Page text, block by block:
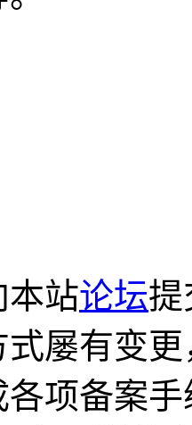
本站论坛提
式屡有变
项备案